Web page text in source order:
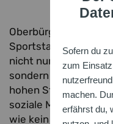
Sofern du
zum
machen.
erfährst du,
Oberbürgermeister
Sportstadt mit
nicht nur der
sondern Sport und
hohen Stellenwert
soziale Miteinander.
wie kein anderes